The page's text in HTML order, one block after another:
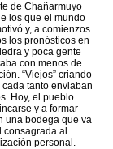
de Chañarmuyo
los que el mundo
y, a comienzos
los pronósticos en
y poca gente
con menos de
“Viejos” criando
tanto enviaban
Hoy, el pueblo
y a formar
una bodega que va
al
personal.